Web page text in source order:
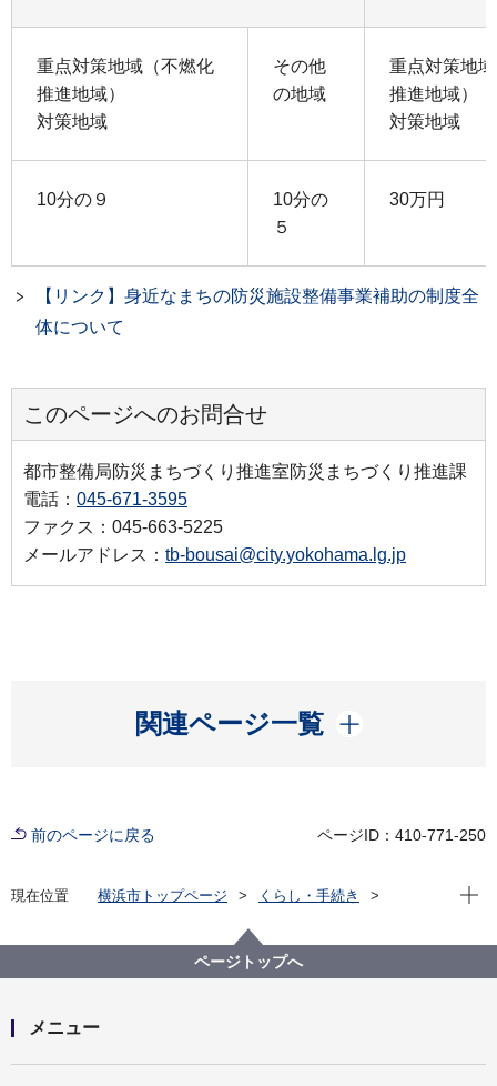
重点対策地域（不燃化
推進地域）
対策地域
その他
の地域
重点対策地
推進地域）
対策地域
10分の９
10分の
５
30万円
【リンク】身近なまちの防災施設整備事業補助の制度全
体について
このページへのお問合せ
都市整備局防災まちづくり推進室防災まちづくり推進課
電話： 045-671-3595
ファクス：045-663-5225
メールアドレス： tb-bousai@city.yokohama.lg.jp
関連ページ一覧
開く
前のページに戻る ページID：410-771-250
現在位置 横浜市トップページ
くらし・手続き
まちの不燃化推進事業
身近なまちの防災施設整備事業補助
「まちの避難経路」行き止まり改善事業
現在
ページトップへ
メニュー